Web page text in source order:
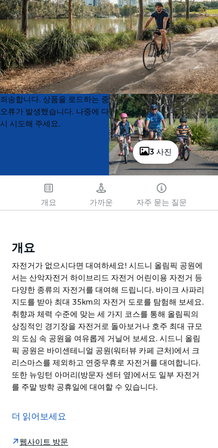
3 사진
Product
List
Product
List
죄송합니다. 상품을 로드하는 중
오류가 발생했습니다. 나중에 다
시 시도해 주세요.
개요 가까운 자주 묻는 질문
개요
자전거가 없으시다면 대여하세요! 시드니 올림픽 공원에
서는 산악자전거 하이브리드 자전거 어린이용 자전거 등
다양한 종류의 자전거를 대여해 드립니다. 바이크 사파리
지도를 받아 최대 35km의 자전거 도로를 탐험해 보세요.
취향과 체력 수준에 맞는 세 가지 코스를 통해 올림픽의
상징적인 경기장을 자전거로 돌아보거나 호주 최대 규모
의 도심 속 공원을 여유롭게 거닐어 보세요. 시드니 올림
픽 공원은 바이센테니얼 공원(워터뷰 카페 근처)에서 크
리스마스를 제외하고 연중무휴로 자전거를 대여합니다.
또한 뉴잉턴 아머리(방문자 센터 옆)에서도 일부 자전거
를 주말 방학 공휴일에 대여할 수 있습니다.
시드니 올림픽 공원에서는 산악자전거 하이브리드 자전
립니다.
더 읽어보세요
웹사이트 방문